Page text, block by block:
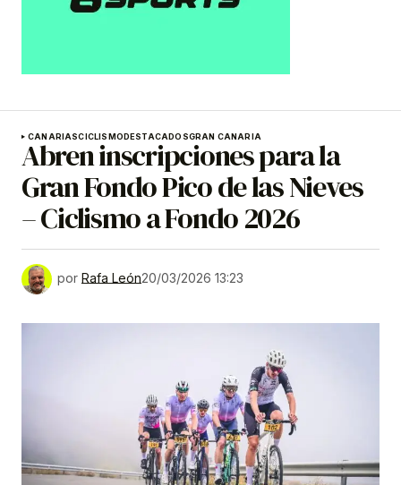
CANARIASCICLISMODESTACADOSGRAN CANARIA
Abren inscripciones para la
Gran Fondo Pico de las Nieves
– Ciclismo a Fondo 2026
por Rafa León20/03/2026 13:23